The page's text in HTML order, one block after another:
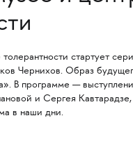
стартует
Чернихов. Образ
В программе —
и Сергея
в наши дни.